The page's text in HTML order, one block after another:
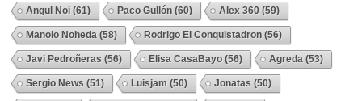
Angul Noi (61) Paco Gullón (60) Alex 360 (59)
Manolo Noheda (58) Rodrigo El Conquistadron (56)
Javi Pedroñeras (56) Elisa CasaBayo (56) Agreda (53)
Sergio News (51) Luisjam (50) Jonatas (50)